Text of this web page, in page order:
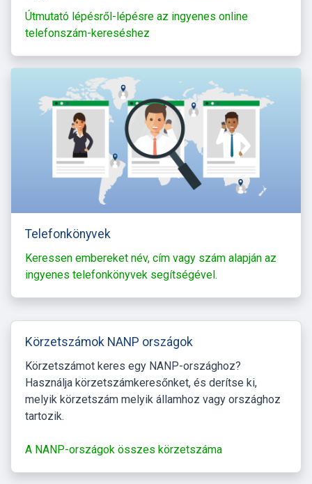
Útmutató lépésről-lépésre az ingyenes online
telefonszám-kereséshez
Telefonkönyvek
Keressen embereket név, cím vagy szám alapján az
ingyenes telefonkönyvek segítségével.
Körzetszámok NANP országok
Körzetszámot keres egy NANP-országhoz?
Használja körzetszámkeresőnket, és derítse ki,
melyik körzetszám melyik államhoz vagy országhoz
tartozik.
A NANP-országok összes körzetszáma